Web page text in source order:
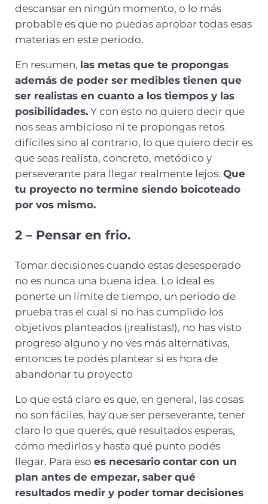
descansar en ningún momento, o lo más
probable es que no puedas aprobar todas esas
materias en este periodo.
En resumen, las metas que te propongas
además de poder ser medibles tienen que
ser realistas en cuanto a los tiempos y las
posibilidades.Y con esto no quiero decir que
nos seas ambicioso ni te propongas retos
difíciles sino al contrario, lo que quiero decir es
que seas realista, concreto, metódico y
perseverante para llegar realmente lejos. Que
tu proyecto no termine siendo boicoteado
por vos mismo.
2 – Pensar en frio.
Tomar decisiones cuando estas desesperado
no es nunca una buena idea. Lo ideal es
ponerte un límite de tiempo, un período de
prueba tras el cual si no has cumplido los
objetivos planteados (¡realistas!), no has visto
progreso alguno y no ves más alternativas,
entonces te podés plantear si es hora de
abandonar tu proyecto
Lo que está claro es que, en general, las cosas
no son fáciles, hay que ser perseverante, tener
claro lo que querés, qué resultados esperas,
cómo medirlos y hasta qué punto podés
llegar. Para eso es necesario contar con un
plan antes de empezar, saber qué
resultados medir y poder tomar decisiones